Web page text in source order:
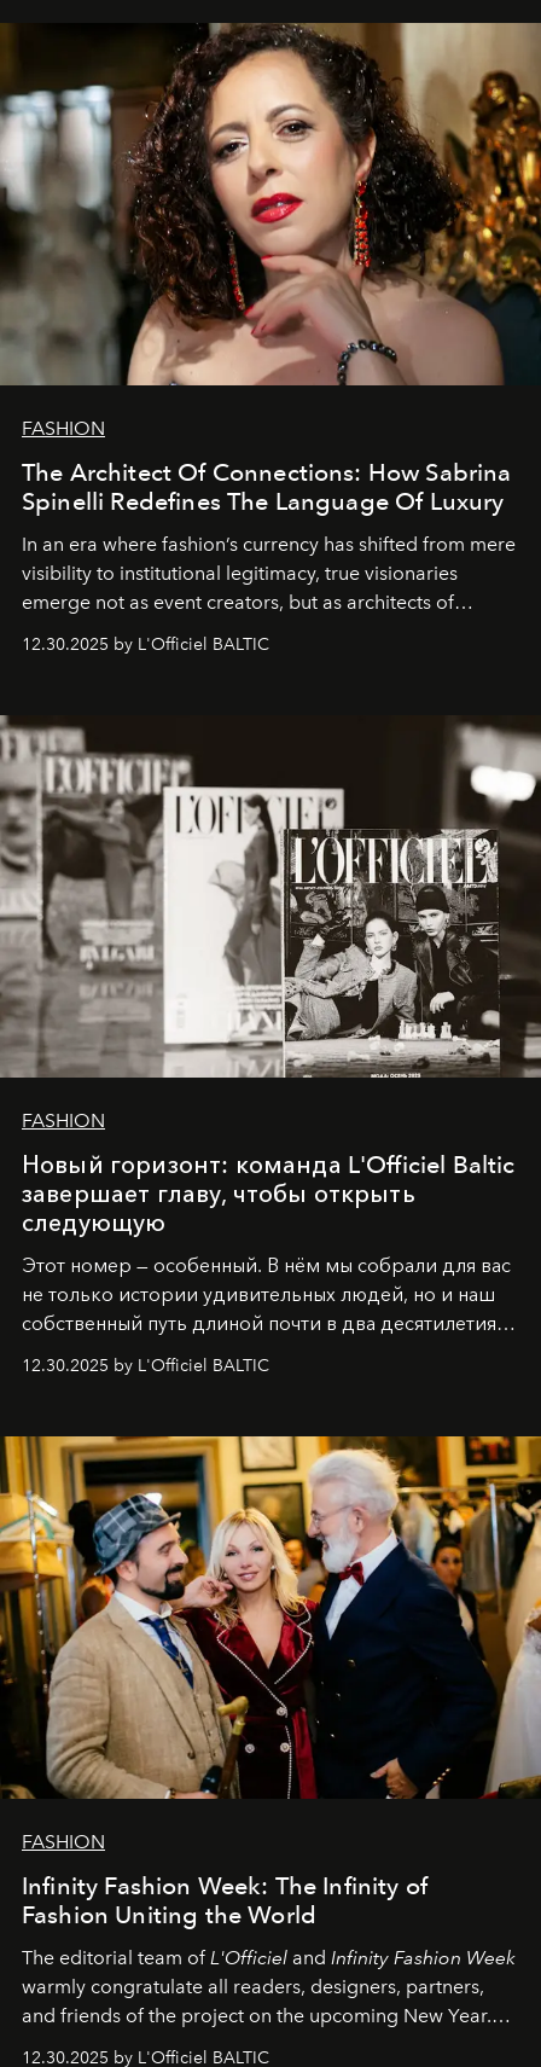
FASHION
The Architect Of Connections: How Sabrina
Spinelli Redefines The Language Of Luxury
In an era where fashion’s currency has shifted from mere
visibility to institutional legitimacy, true visionaries
emerge not as event creators, but as architects of
ecosystems.
Sabrina Spinelli
brand strategist with three decades of mastery in luxury,
framework where creativity, commerce, and culture
converge with surgical precision.
12.30.2025 by L'Officiel BALTIC
FASHION
Новый горизонт: команда L'Officiel Baltic
завершает главу, чтобы открыть
следующую
Этот номер — особенный. В нём мы собрали для вас
не только истории удивительных людей, но и наш
собственный путь длиной почти в два десятилетия.
Вместо привычного подведения итогов мы от всей
души говорим спасибо каждому, кто был с нами все
самыми искренними пожеланиями и теплом, ваша
командаL’Officiel Baltic .
12.30.2025 by L'Officiel BALTIC
FASHION
Infinity Fashion Week: The Infinity of
Fashion Uniting the World
The editorial team ofL'Officiel and Infinity Fashion Week
warmly congratulate all readers, designers, partners,
and friends of the project on the upcoming New Year.
May 2026 bring growth, inspiration, bold ideas, and new
12.30.2025 by L'Officiel BALTIC